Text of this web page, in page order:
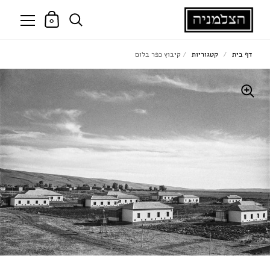
0
דף בית / קטגוריות / קיבוץ כפר בלום